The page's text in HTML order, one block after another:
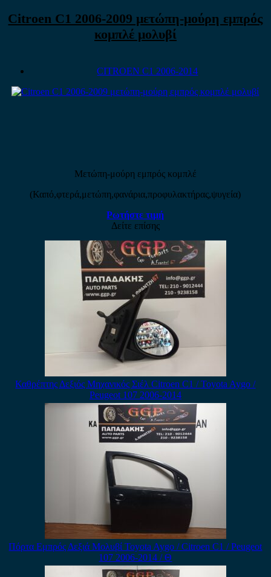
Citroen C1 2006-2009 μετώπη-μούρη εμπρός
κομπλέ μολυβί
CITROEN C1 2006-2014
Μετώπη-μούρη εμπρός κομπλέ
(Καπό,φτερά,μετώπη,φανάρια,προφυλακτήρας,ψυγεία)
Ρωτήστε τιμή
Δείτε επίσης
Καθρέπτης Δεξιός Μηχανικός Σιέλ Citroen C1 / Toyota Aygo /
Peugeot 107 2006-2014
Πόρτα Εμπρός Δεξιά Μολυβί Toyota Aygo / Citroen C1 / Peugeot
107 2006-2014 / Θ